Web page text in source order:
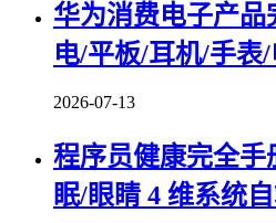
华为消费电子产品
电/平板/耳机/手表
2026-07-13
程序员健康完全
眠/眼睛 4 维系统